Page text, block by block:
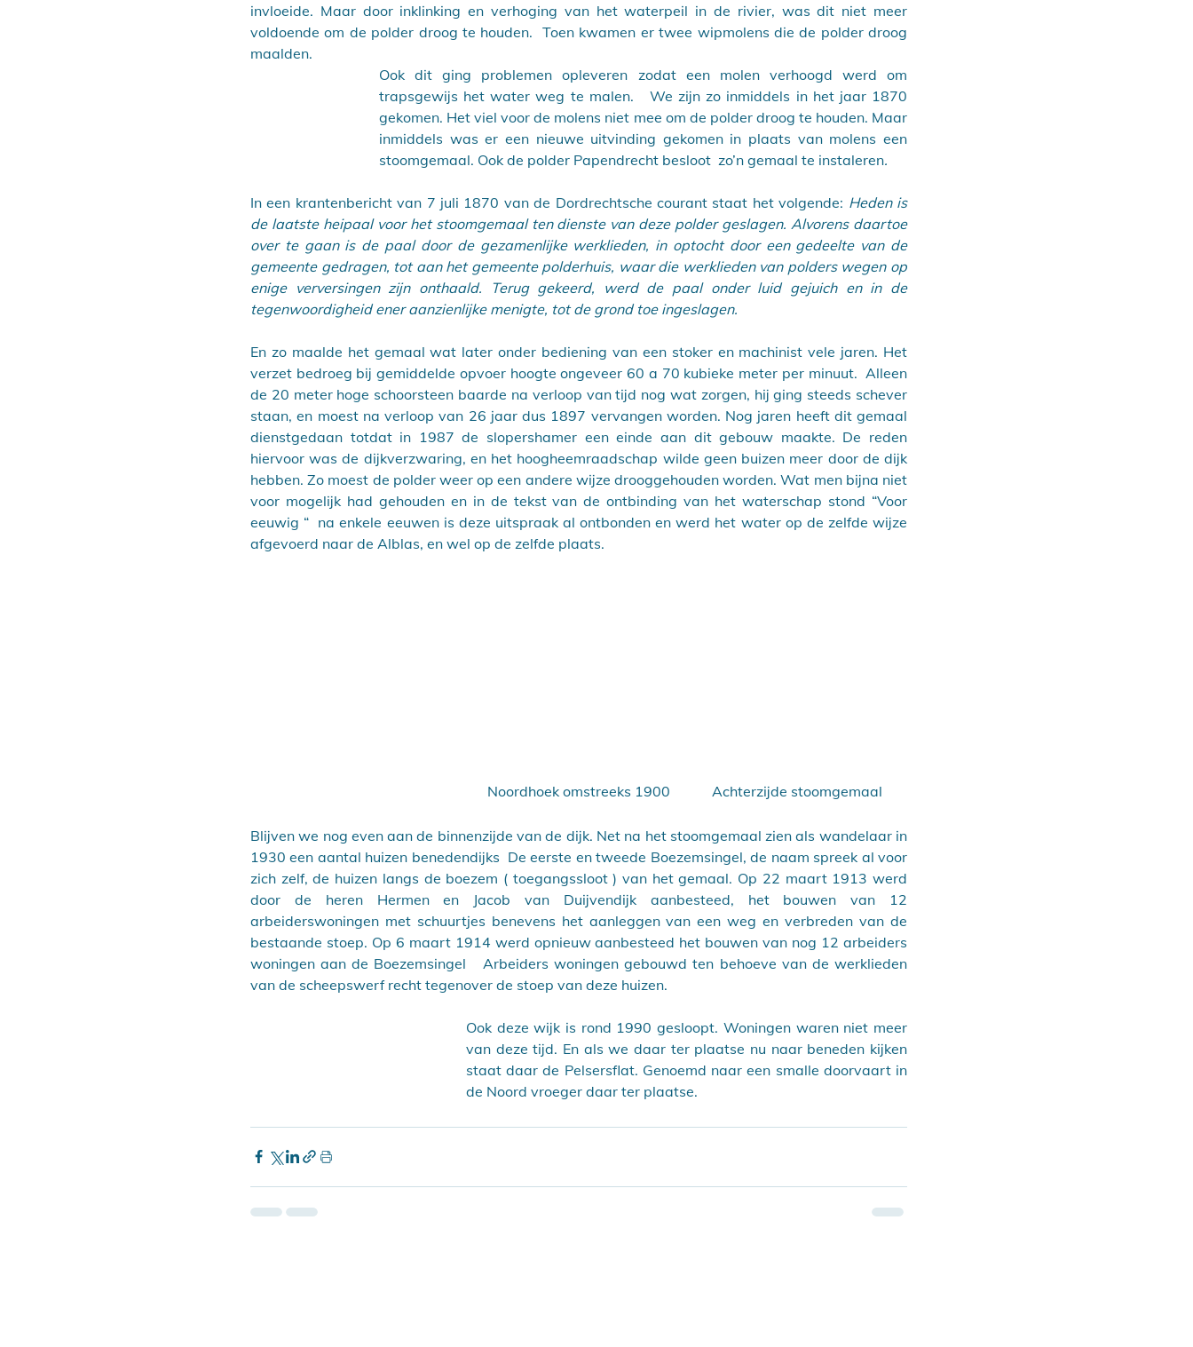
invloeide. Maar door inklinking en verhoging van het waterpeil in de rivier, was dit niet meer
voldoende om de polder droog te houden.  Toen kwamen er twee wipmolens die de polder droog
maalden.
Ook dit ging problemen opleveren zodat een molen verhoogd werd om
trapsgewijs het water weg te malen.   We zijn zo inmiddels in het jaar 1870
gekomen. Het viel voor de molens niet mee om de polder droog te houden. Maar
inmiddels was er een nieuwe uitvinding gekomen in plaats van molens een
stoomgemaal. Ook de polder Papendrecht besloot  zo’n gemaal te instaleren.
In een krantenbericht van 7 juli 1870 van de Dordrechtsche courant staat het volgende: Heden is
de laatste heipaal voor het stoomgemaal ten dienste van deze polder geslagen. Alvorens daartoe
over te gaan is de paal door de gezamenlijke werklieden, in optocht door een gedeelte van de
gemeente gedragen, tot aan het gemeente polderhuis, waar die werklieden van polders wegen op
enige verversingen zijn onthaald. Terug gekeerd, werd de paal onder luid gejuich en in de
tegenwoordigheid ener aanzienlijke menigte, tot de grond toe ingeslagen.
En zo maalde het gemaal wat later onder bediening van een stoker en machinist vele jaren. Het
verzet bedroeg bij gemiddelde opvoer hoogte ongeveer 60 a 70 kubieke meter per minuut.  Alleen
de 20 meter hoge schoorsteen baarde na verloop van tijd nog wat zorgen, hij ging steeds schever
staan, en moest na verloop van 26 jaar dus 1897 vervangen worden. Nog jaren heeft dit gemaal
dienstgedaan totdat in 1987 de slopershamer een einde aan dit gebouw maakte. De reden
hiervoor was de dijkverzwaring, en het hoogheemraadschap wilde geen buizen meer door de dijk
hebben. Zo moest de polder weer op een andere wijze drooggehouden worden. Wat men bijna niet
voor mogelijk had gehouden en in de tekst van de ontbinding van het waterschap stond “Voor
eeuwig “  na enkele eeuwen is deze uitspraak al ontbonden en werd het water op de zelfde wijze
afgevoerd naar de Alblas, en wel op de zelfde plaats.
Noordhoek omstreeks 1900 Achterzijde stoomgemaal
Blijven we nog even aan de binnenzijde van de dijk. Net na het stoomgemaal zien als wandelaar in
1930 een aantal huizen benedendijks  De eerste en tweede Boezemsingel, de naam spreek al voor
zich zelf, de huizen langs de boezem ( toegangssloot ) van het gemaal. Op 22 maart 1913 werd
door de heren Hermen en Jacob van Duijvendijk aanbesteed, het bouwen van 12
arbeiderswoningen met schuurtjes benevens het aanleggen van een weg en verbreden van de
bestaande stoep. Op 6 maart 1914 werd opnieuw aanbesteed het bouwen van nog 12 arbeiders
woningen aan de Boezemsingel   Arbeiders woningen gebouwd ten behoeve van de werklieden
van de scheepswerf recht tegenover de stoep van deze huizen.
Ook deze wijk is rond 1990 gesloopt. Woningen waren niet meer
van deze tijd. En als we daar ter plaatse nu naar beneden kijken
staat daar de Pelsersflat. Genoemd naar een smalle doorvaart in
de Noord vroeger daar ter plaatse.